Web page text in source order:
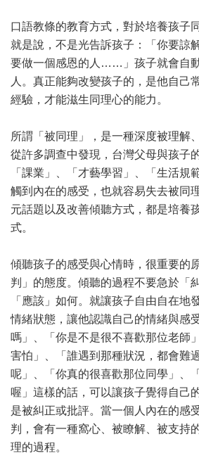
口語教條的教育方式，對於培養孩子
就是說，不是光告訴孩子：「你要諒
要做一個感恩的人……」孩子就會自
人。真正能夠改變孩子的，是他自己
經驗，才能滋生同理心的能力。
所謂「被同理」，是一種深度被理解
從許多調查中發現，台灣父母與孩子
「課業」、「才藝學習」、「生活規
觸到內在的感受，也就容易失去被同
元話題以及改善傾聽方式，都是培養
式。
傾聽孩子的感受與心情時，很重要的
判」的態度。傾聽的過程不要急於「
「應該」如何。就讓孩子自由自在地
情緒狀態，讓他認識自己的情緒與感
嗎」、「你是不是很不喜歡那位老師
害怕」、「誰遇到那種狀況，都會難
呢」、「你真的很喜歡那位同學」、
喔」這樣的話，可以讓孩子覺得自己
是被糾正或批評。當一個人內在的感
判，會有一種窩心、被瞭解、被支持
理的過程。